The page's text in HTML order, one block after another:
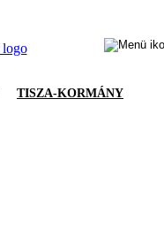
TISZA-KORMÁNY